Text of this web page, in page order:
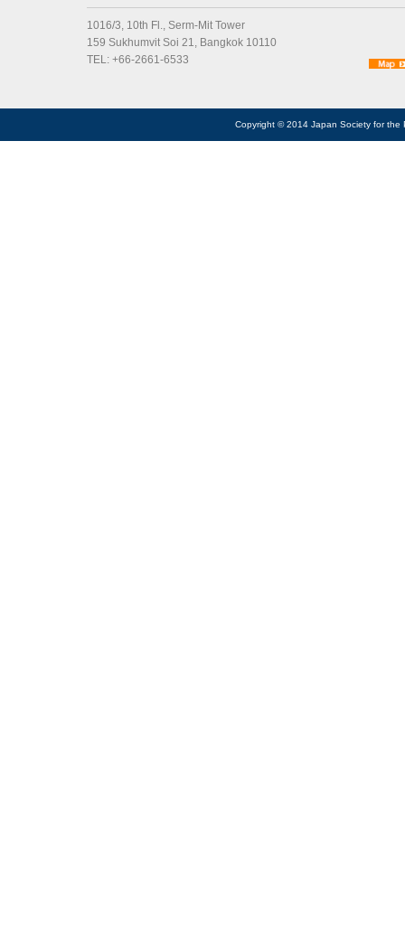
1016/3, 10th Fl., Serm-Mit Tower
159 Sukhumvit Soi 21, Bangkok 10110
TEL: +66-2661-6533
Copyright © 2014 Japan Society for the